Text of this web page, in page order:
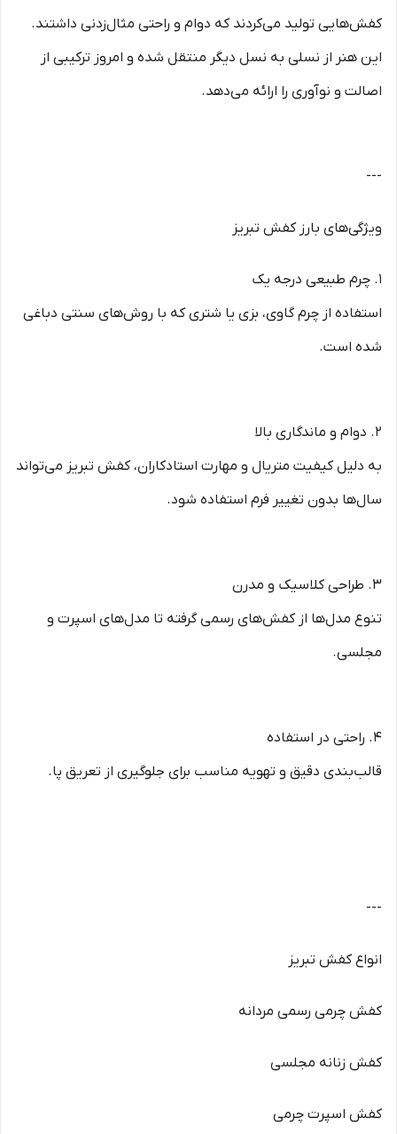
کفش‌هایی تولید می‌کردند که دوام و راحتی مثال‌زدنی داشتند.
این هنر از نسلی به نسل دیگر منتقل شده و امروز ترکیبی از
اصالت و نوآوری را ارائه می‌دهد.
---
ویژگی‌های بارز کفش تبریز
1. چرم طبیعی درجه یک
استفاده از چرم گاوی، بزی یا شتری که با روش‌های سنتی دباغی
شده است.
2. دوام و ماندگاری بالا
به دلیل کیفیت متریال و مهارت استادکاران، کفش تبریز می‌تواند
سال‌ها بدون تغییر فرم استفاده شود.
3. طراحی کلاسیک و مدرن
تنوع مدل‌ها از کفش‌های رسمی گرفته تا مدل‌های اسپرت و
مجلسی.
4. راحتی در استفاده
قالب‌بندی دقیق و تهویه مناسب برای جلوگیری از تعریق پا.
---
انواع کفش تبریز
کفش چرمی رسمی مردانه
کفش زنانه مجلسی
کفش اسپرت چرمی